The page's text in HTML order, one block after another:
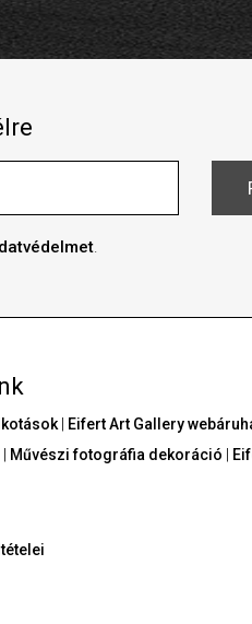
.
| Eifert Art Gallery
| Művészi fotográfia dekoráció |